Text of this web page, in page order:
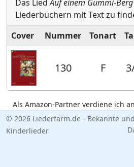
Das LiedAuf einem Gummi-Berg
Liederbüchern mit Text zu
Cover
Nummer Tonart
130 F
Als Amazon-Partner verdiene ich
© 2026 Liederfarm.de - Bekannte
Kinderlieder